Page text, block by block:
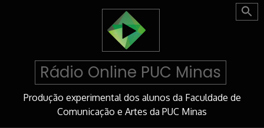
Rádio Online PUC Minas
Produção experimental dos alunos da Faculdade de
Comunicação e Artes da PUC Minas